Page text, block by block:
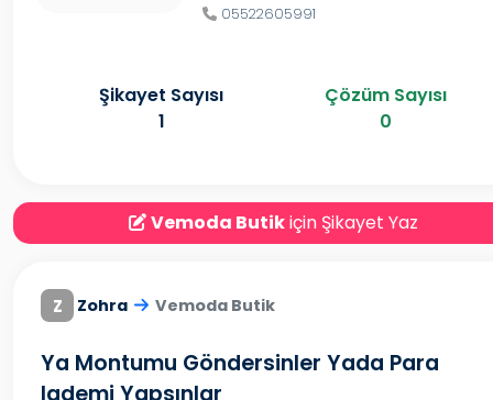
05522605991
Şikayet Sayısı
1
Çözüm Sayısı
0
Vemoda Butikiçin Şikayet Yaz
Z Zohra Vemoda Butik
Ya Montumu Göndersinler Yada Para
Iademi Yapsınlar